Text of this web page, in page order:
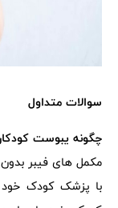
سوالات متداول
چگونه یبوست
مکمل های فیبر
با پزشک کودک